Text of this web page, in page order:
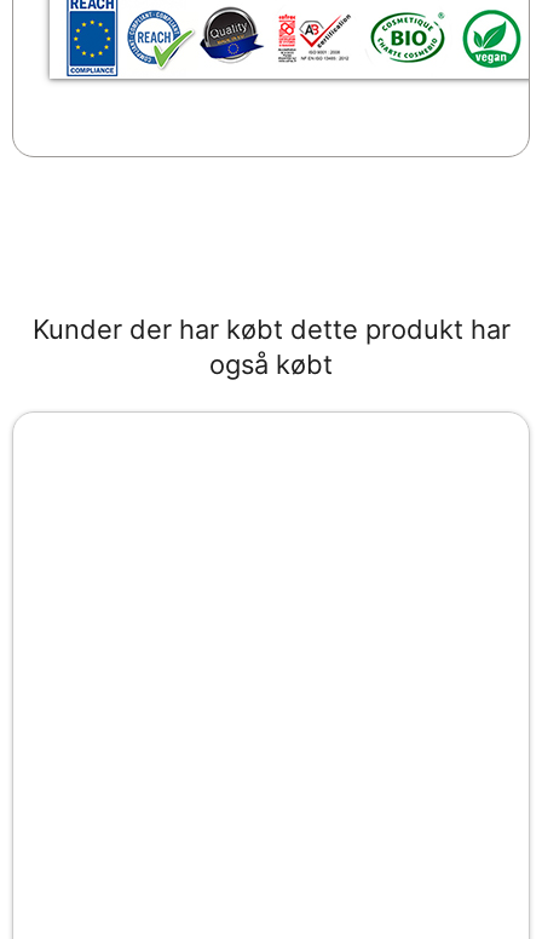
Kunder der har købt dette produkt har
også købt